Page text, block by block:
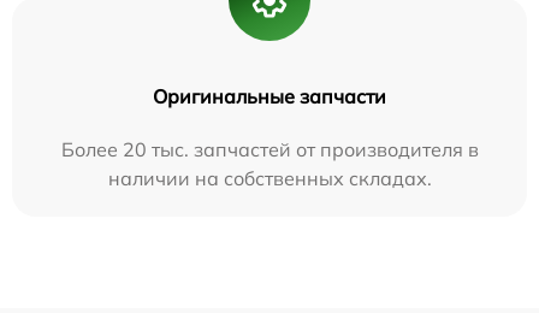
Оригинальные запчасти
Более 20 тыс. запчастей от производителя в
наличии на собственных складах.